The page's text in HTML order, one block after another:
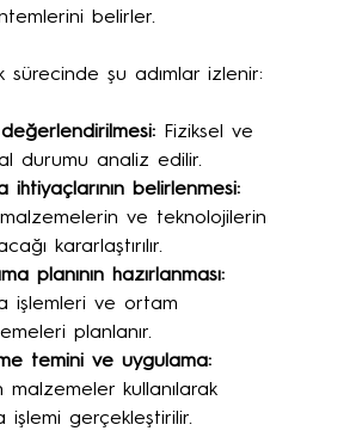
belirler.
sürecinde şu adımlar izlenir:
Fiziksel ve
durumu analiz edilir.
ihtiyaçlarının belirlenmesi:
ve teknolojilerin
kararlaştırılır.
planının hazırlanması:
işlemleri ve ortam
planlanır.
temini ve uygulama:
malzemeler kullanılarak
işlemi gerçekleştirilir.